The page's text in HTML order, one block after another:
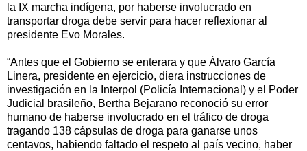
la IX marcha indígena, por haberse involucrado en
transportar droga debe servir para hacer reflexionar al
presidente Evo Morales.
“Antes que el Gobierno se enterara y que Álvaro García
Linera, presidente en ejercicio, diera instrucciones de
investigación en la Interpol (Policía Internacional) y el Poder
Judicial brasileño, Bertha Bejarano reconoció su error
humano de haberse involucrado en el tráfico de droga
tragando 138 cápsulas de droga para ganarse unos
centavos, habiendo faltado el respeto al país vecino, haber